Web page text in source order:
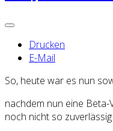
Drucken
E-Mail
So, heute war es nun
nachdem nun eine
noch nicht so